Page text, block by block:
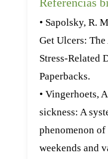
• Sapolsky, R.
Get Ulcers:
Stress-Related
Paperbacks.
• Vingerhoets,
sickness: A
phenomenon
weekends and